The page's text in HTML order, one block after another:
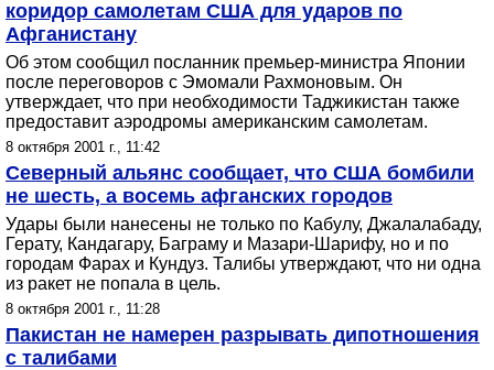
коридор самолетам США для ударов по
Афганистану
Об этом сообщил посланник премьер-министра Японии
после переговоров с Эмомали Рахмоновым. Он
утверждает, что при необходимости Таджикистан также
предоставит аэродромы американским самолетам.
8 октября 2001 г., 11:42
Северный альянс сообщает, что США бомбили
не шесть, а восемь афганских городов
Удары были нанесены не только по Кабулу, Джалалабаду,
Герату, Кандагару, Баграму и Мазари-Шарифу, но и по
городам Фарах и Кундуз. Талибы утверждают, что ни одна
из ракет не попала в цель.
8 октября 2001 г., 11:28
Пакистан не намерен разрывать дипотношения
с талибами